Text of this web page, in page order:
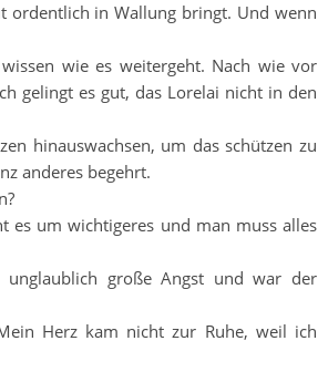
ordentlich in Wallung bringt. Und wenn
wie es weitergeht. Nach wie vor
gelingt es gut, das Lorelai nicht in den
hinauswachsen, um das schützen zu
anderes begehrt.
es um wichtigeres und man muss alles
große Angst und war der
Herz kam nicht zur Ruhe, weil ich